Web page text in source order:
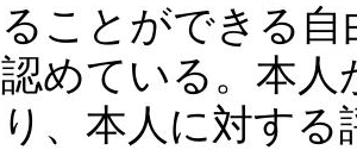
ることができる
認めている。本
り、本人に対す